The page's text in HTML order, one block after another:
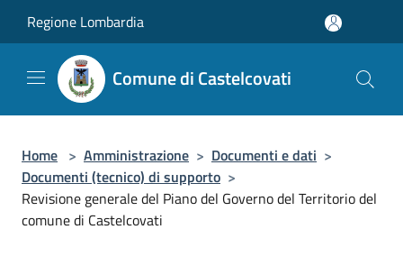
Regione Lombardia
Comune di Castelcovati
Home > Amministrazione > Documenti e dati >
Documenti (tecnico) di supporto >
Revisione generale del Piano del Governo del Territorio del
comune di Castelcovati